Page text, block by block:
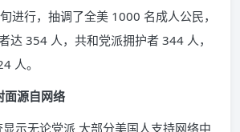
进行，抽调了全美 1000 名成人公民，
达 354 人，共和党派拥护者 344 人，
人。
面源自网络